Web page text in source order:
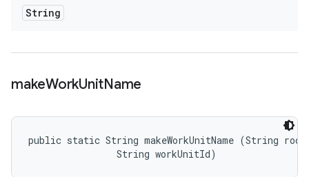
String
makeWorkUnitName
public static String makeWorkUnitName (String
                String workUnitId)